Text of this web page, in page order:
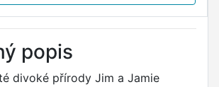
popis
divoké přírody Jim a Jamie